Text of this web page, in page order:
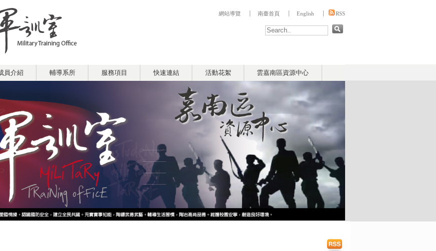
網站導覽 南臺首頁 English RSS
員介紹 輔導系所 服務項目 快速連結 活動花絮 雲嘉南區資源中心